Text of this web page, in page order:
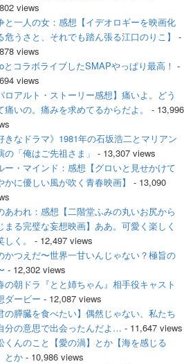
views
と一人の女：感想【イデオロギーを映画化
危うさと、それでも踏ん張る江口のりこ】
-
views
とコラボライブしたSMAPやっぱり最高！ -
views
ロアルト・ストーリー感想】痛いよ。どう
痛いの。痛みを求めてるからだよ。
- 13,996
きなドラマ》1981年の石坂浩二とマリアン
の「俺はご先祖さま」 - 13,307 views
ー・マインド：感想【グロいと見せかけて
かに優しい風が吹く青春映画】
- 13,090
あわれ：感想【二階堂ふみの丸いお尻から
まる完璧な妄想映画】ああ。可愛く楽しく
しく。
- 12,497 views
かつえだ〜世界一甘いんじゃない？極旨の
- 12,302 views
の朝ドラ『とと姉ちゃん』相手役キャスト
ダービー - 12,087 views
の膵臓を食べたい】偶然じゃない、私たち
分の意思で出会ったんだよ… - 11,647 views
くんのこと【愛の渦】とか【海を感じる
とか - 10,986 views